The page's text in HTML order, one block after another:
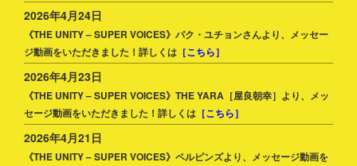
2026年4月24日
《THE UNITY – SUPER VOICES》パク・ユチョンさんより、メッセー
ジ動画をいただきました！詳しくは ［こちら］
2026年4月23日
《THE UNITY – SUPER VOICES》THE YARA［屋良朝幸］より、メッ
セージ動画をいただきました！詳しくは ［こちら］
2026年4月21日
《THE UNITY – SUPER VOICES》ペルピンズより、メッセージ動画を